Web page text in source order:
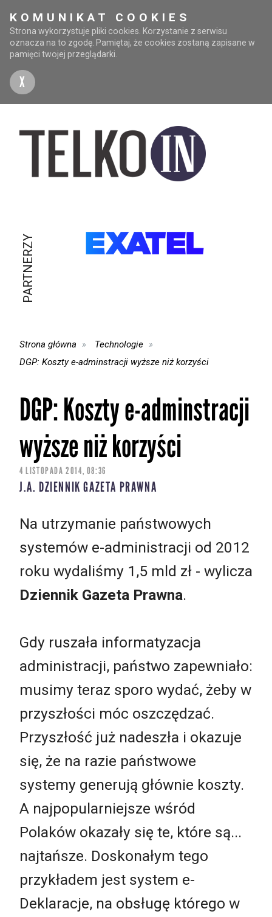
KOMUNIKAT COOKIES
Strona wykorzystuje pliki cookies. Korzystanie z serwisu
oznacza na to zgodę. Pamiętaj, że cookies zostaną zapisane w
pamięci twojej przeglądarki.
X
PARTNERZY
Strona główna
Technologie
DGP: Koszty e-adminstracji wyższe niż korzyści
DGP: Koszty e-adminstracji
wyższe niż korzyści
4 LISTOPADA 2014, 08:36
J.A. DZIENNIK GAZETA PRAWNA
Na utrzymanie państwowych
systemów e-administracji od 2012
roku wydaliśmy 1,5 mld zł - wylicza
Dziennik Gazeta Prawna.
Gdy ruszała informatyzacja
administracji, państwo zapewniało:
musimy teraz sporo wydać, żeby w
przyszłości móc oszczędzać.
Przyszłość już nadeszła i okazuje
się, że na razie państwowe
systemy generują głównie koszty.
A najpopularniejsze wśród
Polaków okazały się te, które są...
najtańsze. Doskonałym tego
przykładem jest system e-
Deklaracje, na obsługę którego w